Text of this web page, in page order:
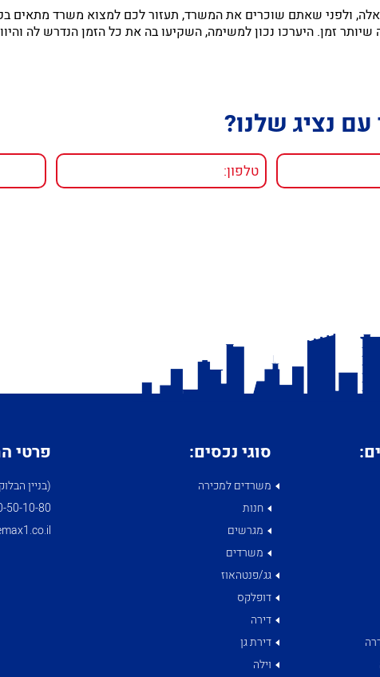
ולפני שאתם שוכרים את המשרד, תעזור לכם למצוא משרד מתאים
זמן. היערכו נכון למשימה, השקיעו בה את כל הזמן הנדרש לה
עם נציג שלנו?
סוגי נכסים:
משרדים למכירה
חנות
מגרשים
משרדים
גג/פנטהאוז
דופלקס
דירה
דירת גן
וילה
פרטי
(בניין הבלוק)
50-­10-­80